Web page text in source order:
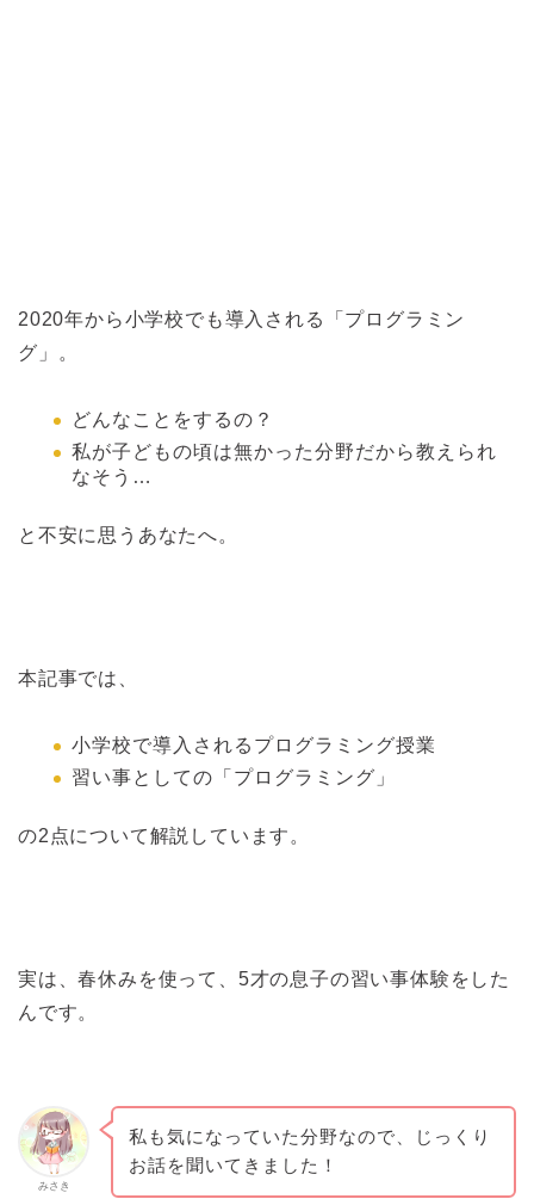
2020年から小学校でも導入される「プログラミン
グ」。
どんなことをするの？
私が子どもの頃は無かった分野だから教えられ
なそう…
と不安に思うあなたへ。
本記事では、
小学校で導入されるプログラミング授業
習い事としての「プログラミング」
の2点について解説しています。
実は、春休みを使って、5才の息子の習い事体験をした
んです。
みさき
私も気になっていた分野なので、じっくり
お話を聞いてきました！